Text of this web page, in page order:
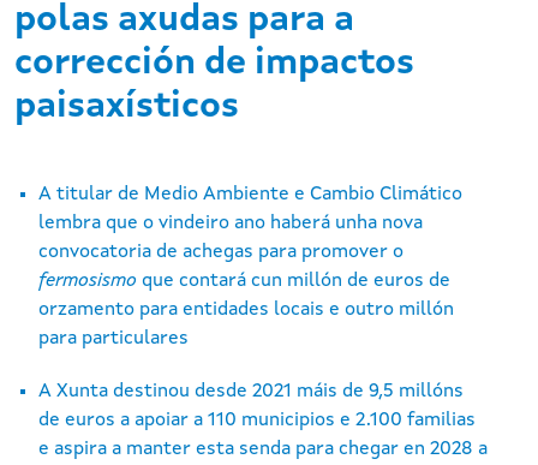
polas axudas para a
corrección de impactos
paisaxísticos
de
A titular de Medio Ambiente e Cambio Climático
lembra que o vindeiro ano haberá unha nova
convocatoria de achegas para promover o
fermosismo que contará cun millón de euros de
orzamento para entidades locais e outro millón
para particulares
A Xunta destinou desde 2021 máis de 9,5 millóns
de euros a apoiar a 110 municipios e 2.100 familias
e aspira a manter esta senda para chegar en 2028 a